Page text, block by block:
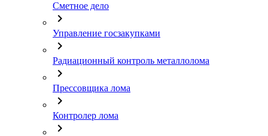
Cметное дело
chevron_right
Управление госзакупками
chevron_right
Радиационный контроль металлолома
chevron_right
Прессовщика лома
chevron_right
Контролер лома
chevron_right